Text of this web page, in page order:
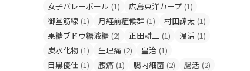
女子バレーボール (1) 広島東洋カープ (1)
御堂筋線 (1) 月経前症候群 (1) 村田諒太 (1)
果糖ブドウ糖液糖 (2) 正田耕三 (1) 温活 (1)
炭水化物 (1) 生理痛 (2) 皇治 (1)
目黒優佳 (1) 腰痛 (1) 腸内細菌 (2) 腸活 (2)